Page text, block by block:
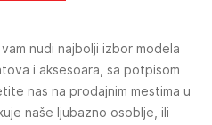
nudi najbolji izbor modela
i aksesoara, sa potpisom
nas na prodajnim mestima u
naše ljubazno osoblje, ili